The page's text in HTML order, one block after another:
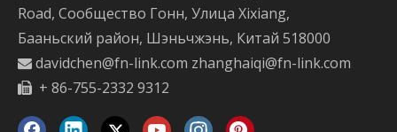
Road, Сообщество Гонн, Улица Xixiang,
Бааньский район, Шэньчжэнь, Китай 518000
 davidchen@fn-link.com zhanghaiqi@fn-link.com
 + 86-755-2332 9312